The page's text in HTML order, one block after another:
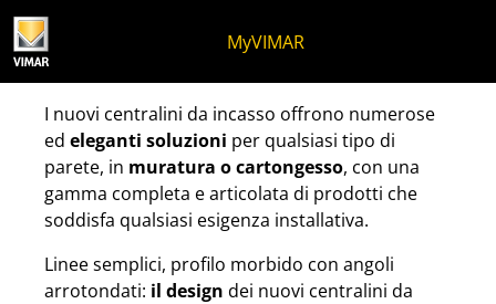
MyVIMAR
Centralini da incasso
I nuovi centralini da incasso offrono numerose
ed eleganti soluzioni per qualsiasi tipo di
parete, in muratura o cartongesso, con una
gamma completa e articolata di prodotti che
soddisfa qualsiasi esigenza installativa.
Linee semplici, profilo morbido con angoli
arrotondati: il design dei nuovi centralini da